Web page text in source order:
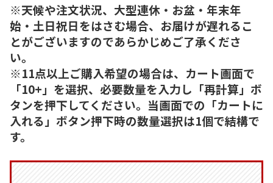
※天候や注文状況、大型連休・お盆・年末年
始・土日祝日をはさむ場合、お届けが遅れるこ
とがございますのであらかじめご了承くださ
い。
※11点以上ご購入希望の場合は、カート画面で
「10+」を選択、必要数量を入力し「再計算」ボ
タンを押下してください。当画面での「カートに
入れる」ボタン押下時の数量選択は1個で結構で
す。